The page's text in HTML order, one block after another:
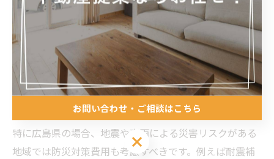
不動産購入時には物件価格以外に、多様な見落としやす
い費用が存在します。例えば、登記費用や住宅ローンの
保証料、火災保険料、さらには引越し費用やリフォーム
費用などが挙げられます。これらは総額に大きく影響す
るため、事前にリストアップし予算に組み込むことが失
敗を防ぐポイントです。
特に広島県の場合、地震や豪雨による災害リスクがある
地域では防災対策費用も考慮すべきです。例えば耐震補
お問い合わせ・ご相談はこちら
お問い合わせ・ご相談はこちら